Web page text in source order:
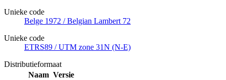
Unieke code
Belge 1972 / Belgian Lambert 72
Unieke code
ETRS89 / UTM zone 31N (N-E)
Distributieformaat
Naam Versie